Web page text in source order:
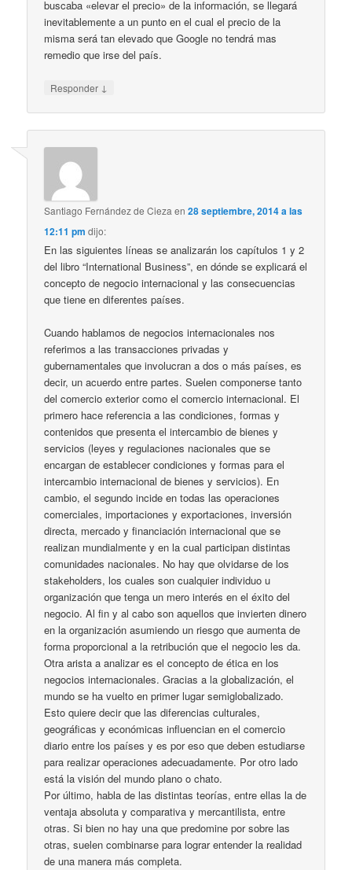
buscaba «elevar el precio» de la información, se llegará
inevitablemente a un punto en el cual el precio de la
misma será tan elevado que Google no tendrá mas
remedio que irse del país.
Responder ↓
Santiago Fernández de Cieza en28 septiembre, 2014 a las
12:11 pm dijo:
En las siguientes líneas se analizarán los capítulos 1 y 2
del libro “International Business”, en dónde se explicará el
concepto de negocio internacional y las consecuencias
que tiene en diferentes países.
Cuando hablamos de negocios internacionales nos
referimos a las transacciones privadas y
gubernamentales que involucran a dos o más países, es
decir, un acuerdo entre partes. Suelen componerse tanto
del comercio exterior como el comercio internacional. El
primero hace referencia a las condiciones, formas y
contenidos que presenta el intercambio de bienes y
servicios (leyes y regulaciones nacionales que se
encargan de establecer condiciones y formas para el
intercambio internacional de bienes y servicios). En
cambio, el segundo incide en todas las operaciones
comerciales, importaciones y exportaciones, inversión
directa, mercado y financiación internacional que se
realizan mundialmente y en la cual participan distintas
comunidades nacionales. No hay que olvidarse de los
stakeholders, los cuales son cualquier individuo u
organización que tenga un mero interés en el éxito del
negocio. Al fin y al cabo son aquellos que invierten dinero
en la organización asumiendo un riesgo que aumenta de
forma proporcional a la retribución que el negocio les da.
Otra arista a analizar es el concepto de ética en los
negocios internacionales. Gracias a la globalización, el
mundo se ha vuelto en primer lugar semiglobalizado.
Esto quiere decir que las diferencias culturales,
geográficas y económicas influencian en el comercio
diario entre los países y es por eso que deben estudiarse
para realizar operaciones adecuadamente. Por otro lado
está la visión del mundo plano o chato.
Por último, habla de las distintas teorías, entre ellas la de
ventaja absoluta y comparativa y mercantilista, entre
otras. Si bien no hay una que predomine por sobre las
otras, suelen combinarse para lograr entender la realidad
de una manera más completa.